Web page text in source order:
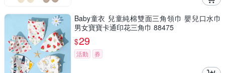
Baby童衣 兒童純棉雙面三角領巾 嬰兒口水巾
男女寶寶卡通印花三角巾 88475
$29
活動 券